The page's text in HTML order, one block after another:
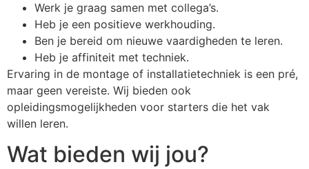
Werk je graag samen met collega’s.
Heb je een positieve werkhouding.
Ben je bereid om nieuwe vaardigheden te leren.
Heb je affiniteit met techniek.
Ervaring in de montage of installatietechniek is een pré,
maar geen vereiste. Wij bieden ook
opleidingsmogelijkheden voor starters die het vak
willen leren.
Wat bieden wij jou?